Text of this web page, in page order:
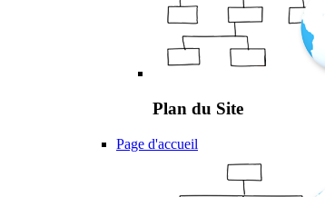
Plan du Site
Page d'accueil